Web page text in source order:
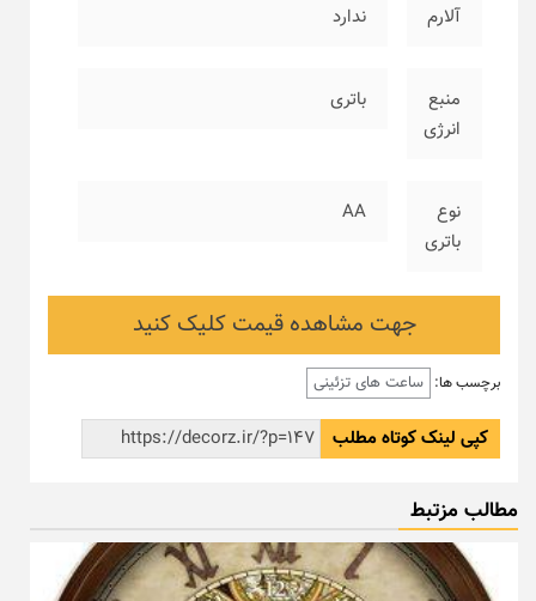
آلارم ندارد
منبع
انرژی
باتری
نوع
باتری
AA
جهت مشاهده قیمت کلیک کنید
برچسب ها: ساعت های تزئینی
کپی لینک کوتاه مطلب
مطالب مزتبط